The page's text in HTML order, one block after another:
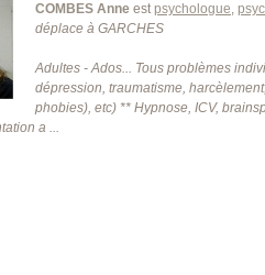
COMBES Anne estpsychologue,
déplace à GARCHES
Adultes - Ados... Tous problèmes
dépression, traumatisme,
phobies), etc) ** Hypnose, ICV,
a ...